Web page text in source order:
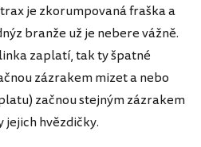
je zkorumpovaná fraška a
branže už je nebere vážně.
zaplatí, tak ty špatné
zázrakem mizet a nebo
začnou stejným zázrakem
hvězdičky.